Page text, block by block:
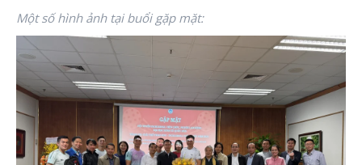
Một số hình ảnh tại buổi gặp mặt: